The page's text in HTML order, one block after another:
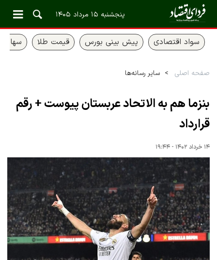
پنجشنبه ۱۵ مرداد ۱۴۰۵
سواد اقتصادی پیش بینی بورس قیمت طلا سهام
صفحه اصلی سایر رسانه‌ها
بنزما هم به الاتحاد عربستان پیوست + رقم
قرارداد
۱۴ خرداد ۱۴۰۲ - ۱۹:۴۴